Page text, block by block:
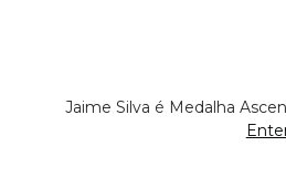
Jaime Silva é Medalha